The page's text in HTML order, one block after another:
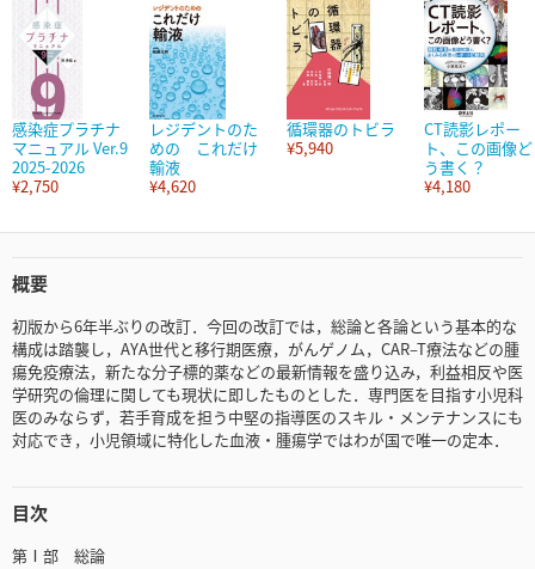
感染症プラチナ
マニュアル Ver.9
2025-2026
¥2,750
レジデントのた
めの これだけ
輸液
¥4,620
循環器のトビラ
¥5,940
CT読影レポー
ト、この画像ど
う書く？
¥4,180
概要
初版から6年半ぶりの改訂．今回の改訂では，総論と各論という基本的な
構成は踏襲し，AYA世代と移行期医療，がんゲノム，CAR‒T療法などの腫
瘍免疫療法，新たな分子標的薬などの最新情報を盛り込み，利益相反や医
学研究の倫理に関しても現状に即したものとした．専門医を目指す小児科
医のみならず，若手育成を担う中堅の指導医のスキル・メンテナンスにも
対応でき，小児領域に特化した血液・腫瘍学ではわが国で唯一の定本．
目次
第Ⅰ部 総論